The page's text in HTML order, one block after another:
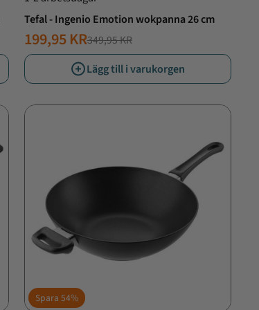
Tefal - Ingenio Emotion wokpanna 26 cm
NORMALT
PRIS
349,95 KR
ERBJUDANDE
PRIS
199,95 KR
Lägg till i varukorgen
Spara 54%